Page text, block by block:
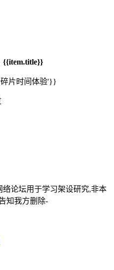
{{item.title}}
片时间体验'}}
论坛用于学习架设研究,非本
知我方删除-